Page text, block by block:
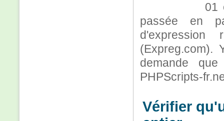
01
passée en
d'expression
(Expreg.com).
demande
PHPScripts-
Vérifier